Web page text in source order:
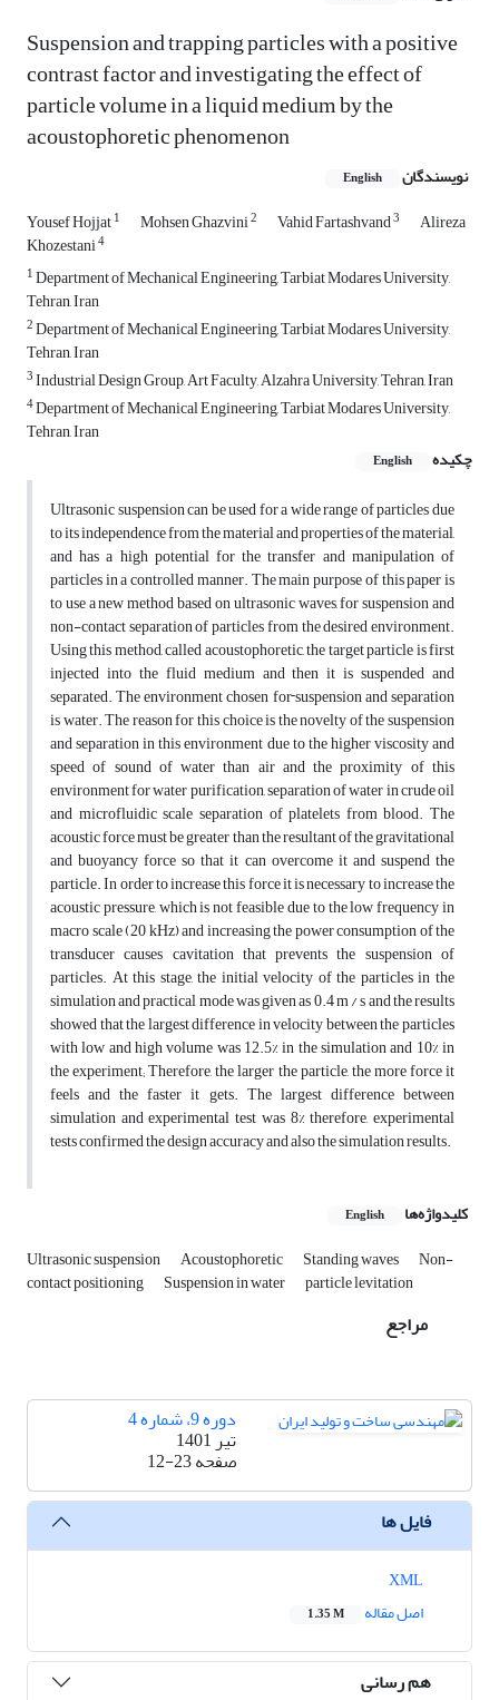
Suspension and trapping particles with a positive
contrast factor and investigating the effect of
particle volume in a liquid medium by the
acoustophoretic phenomenon
نویسندگان English
Yousef Hojjat1 Mohsen Ghazvini2 Vahid Fartashvand3 Alireza
Khozestani4
1Department of Mechanical Engineering, Tarbiat Modares University,
Tehran, Iran
2Department of Mechanical Engineering, Tarbiat Modares University,
Tehran, Iran
3Industrial Design Group, Art Faculty, Alzahra University, Tehran, Iran
4Department of Mechanical Engineering, Tarbiat Modares University,
Tehran, Iran
چکیده
English
Ultrasonic suspension can be used for a wide range of particles due
to its independence from the material and properties of the material,
and has a high potential for the transfer and manipulation of
particles in a controlled manner. The main purpose of this paper is
to use a new method based on ultrasonic waves, for suspension and
non-contact separation of particles from the desired environment.
Using this method, called acoustophoretic, the target particle is first
injected into the fluid medium and then it is suspended and
separated. The environment chosen forsuspension and separation
is water. The reason for this choice is the novelty of the suspension
and separation in this environment due to the higher viscosity and
speed of sound of water than air and the proximity of this
environment for water purification, separation of water in crude oil
and microfluidic scale separation of platelets from blood. The
acoustic force must be greater than the resultant of the gravitational
and buoyancy force so that it can overcome it and suspend the
particle. In order to increase this force it is necessary to increase the
acoustic pressure, which is not feasible due to the low frequency in
macro scale (20 kHz) and increasing the power consumption of the
transducer causes cavitation that prevents the suspension of
particles. At this stage, the initial velocity of the particles in the
simulation and practical mode was given as 0.4 m / s and the results
showed that the largest difference in velocity between the particles
with low and high volume was 12.5% ​​in the simulation and 10% in
the experiment; Therefore, the larger the particle, the more force it
feels and the faster it gets. The largest difference between
simulation and experimental test was 8% therefore, experimental
tests confirmed the design accuracy and also the simulation results.
کلیدواژه‌ها English
Ultrasonic suspension Acoustophoretic Standing waves Non-
contact positioning Suspension in water particle levitation
مراجع
دوره 9، شماره 4
تیر 1401
صفحه12-23
فایل ها
اصل مقاله
1.35 M
هم رسانی